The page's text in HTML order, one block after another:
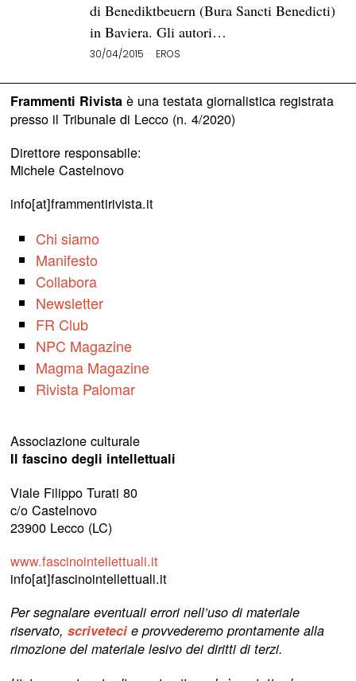
di Benediktbeuern (Bura Sancti Benedicti)
in Baviera. Gli autori…
30/04/2015 EROS
Frammenti Rivistaè una testata giornalistica registrata
presso il Tribunale di Lecco (n. 4/2020)
Direttore responsabile:
Michele Castelnovo
info[at]frammentirivista.it
Chi siamo
Manifesto
Collabora
Newsletter
FR Club
NPC Magazine
Magma Magazine
Rivista Palomar
Associazione culturale
Il fascino degli intellettuali
Viale Filippo Turati 80
c/o Castelnovo
23900 Lecco (LC)
www.fascinointellettuali.it
info[at]fascinointellettuali.it
Per segnalare eventuali errori nell’uso di materiale
riservato,scriveteci e provvederemo prontamente alla
rimozione del materiale lesivo dei diritti di terzi.